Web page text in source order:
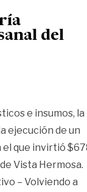
del
e insumos, la
ejecución de un
el que invirtió
Vista Hermosa.
– Volviendo a